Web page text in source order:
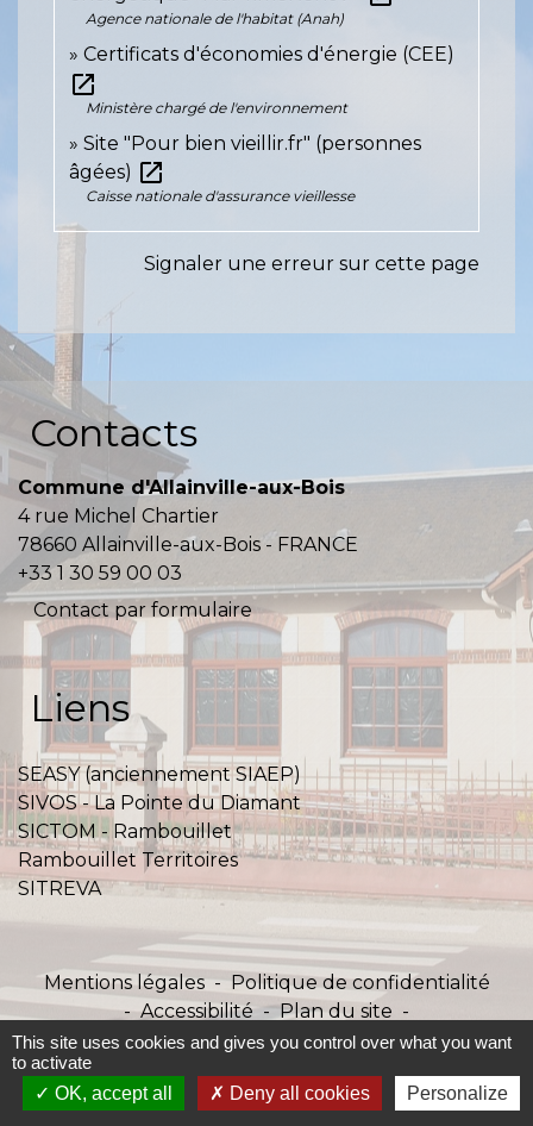
Agence nationale de l'habitat (Anah)
Certificats d'économies d'énergie (CEE)
open_in_new
Ministère chargé de l'environnement
Site "Pour bien vieillir.fr" (personnes
âgées) open_in_new
Caisse nationale d'assurance vieillesse
Signaler une erreur sur cette page
Contacts
Commune d'Allainville-aux-Bois
4 rue Michel Chartier
78660 Allainville-aux-Bois - FRANCE
+33 1 30 59 00 03
Contact par formulaire
Liens
SEASY (anciennement SIAEP)
SIVOS - La Pointe du Diamant
SICTOM - Rambouillet
Rambouillet Territoires
SITREVA
Mentions légales -
Politique de confidentialité
- Accessibilité - Plan du site -
Gestion des cookies
Site créé en partenariat avec Réseau des Communes
This site uses cookies and gives you control over what you want
to activate
OK, accept all
Deny all cookies Personalize